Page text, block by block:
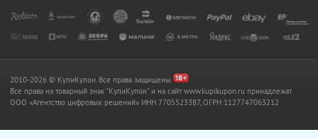
2010-2026 © КупиКупон. Все права защищены.
Все права на товарный знак "КупиКупон" и на сайт www.kupikupon.ru принадлежат
OOO «Агентство цифровых решений» ИНН 7705523387, ОГРН 1127747063212